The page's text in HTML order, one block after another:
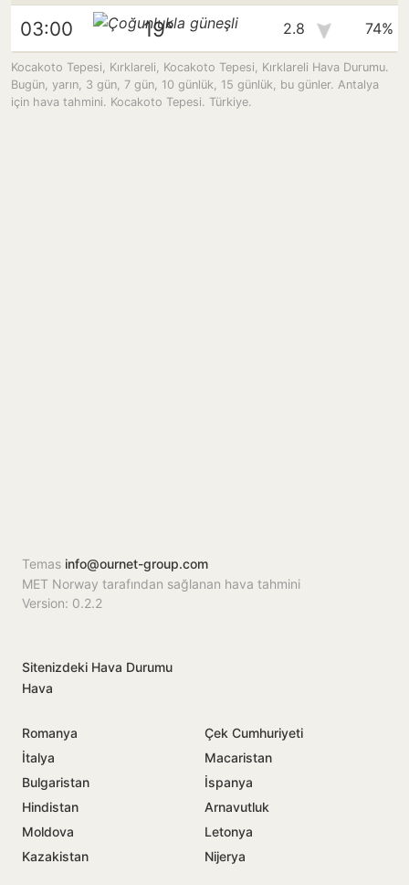
03:00 19° 2.8 74%
Kocakoto Tepesi, Kırklareli, Kocakoto Tepesi, Kırklareli Hava Durumu.
Bugün, yarın, 3 gün, 7 gün, 10 günlük, 15 günlük, bu günler. Antalya
için hava tahmini. Kocakoto Tepesi. Türkiye.
Temas info@ournet-group.com
MET Norway tarafından sağlanan hava tahmini
Version: 0.2.2
Sitenizdeki Hava Durumu
Hava
Romanya
Çek Cumhuriyeti
İtalya
Macaristan
Bulgaristan
İspanya
Hindistan
Arnavutluk
Moldova
Letonya
Kazakistan
Nijerya